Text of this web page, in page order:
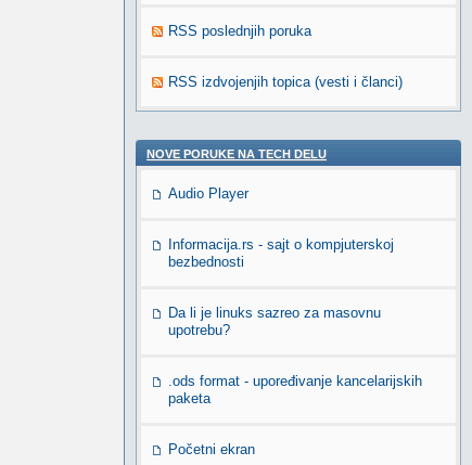
RSS poslednjih poruka
RSS izdvojenjih topica (vesti i članci)
NOVE PORUKE NA TECH DELU
Audio Player
Informacija.rs - sajt o kompjuterskoj
bezbednosti
Da li je linuks sazreo za masovnu
upotrebu?
.ods format - upoređivanje kancelarijskih
paketa
Početni ekran